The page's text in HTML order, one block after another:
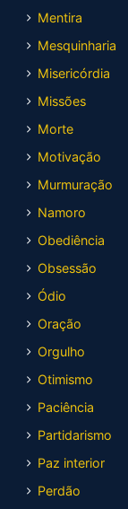
Mentira
Mesquinharia
Misericórdia
Missões
Morte
Motivação
Murmuração
Namoro
Obediência
Obsessão
Ódio
Oração
Orgulho
Otimismo
Paciência
Partidarismo
Paz interior
Perdão